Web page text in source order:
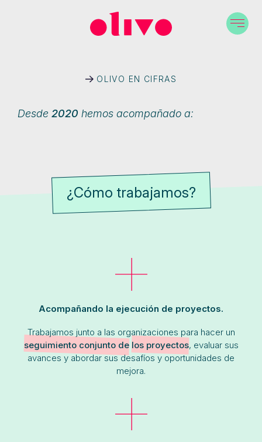
OLIVO EN CIFRAS
Desde 2020 hemos acompañado a:
¿Cómo trabajamos?
Acompañando la ejecución de proyectos.
Trabajamos junto a las organizaciones para hacer un
seguimiento conjunto de los proyectos, evaluar sus
avances y abordar sus desafíos y oportunidades de
mejora.